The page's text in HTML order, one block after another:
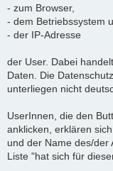
- zum Browser,
- dem Betriebssystem
- der IP-Adresse
der User. Dabei
Daten. Die
unterliegen nicht
UserInnen, die den
anklicken, erklären
und der Name des/der
Liste "hat sich für